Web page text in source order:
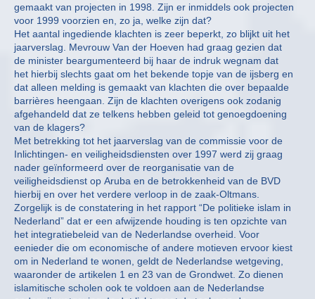
gemaakt van projecten in 1998. Zijn er inmiddels ook projecten
voor 1999 voorzien en, zo ja, welke zijn dat?
Het aantal ingediende klachten is zeer beperkt, zo blijkt uit het
jaarverslag. Mevrouw Van der Hoeven had graag gezien dat
de minister beargumenteerd bij haar de indruk wegnam dat
het hierbij slechts gaat om het bekende topje van de ijsberg en
dat alleen melding is gemaakt van klachten die over bepaalde
barrières heengaan. Zijn de klachten overigens ook zodanig
afgehandeld dat ze telkens hebben geleid tot genoegdoening
van de klagers?
Met betrekking tot het jaarverslag van de commissie voor de
Inlichtingen- en veiligheidsdiensten over 1997 werd zij graag
nader geïnformeerd over de reorganisatie van de
veiligheidsdienst op Aruba en de betrokkenheid van de BVD
hierbij en over het verdere verloop in de zaak-Oltmans.
Zorgelijk is de constatering in het rapport “De politieke islam in
Nederland” dat er een afwijzende houding is ten opzichte van
het integratiebeleid van de Nederlandse overheid. Voor
eenieder die om economische of andere motieven ervoor kiest
om in Nederland te wonen, geldt de Nederlandse wetgeving,
waaronder de artikelen 1 en 23 van de Grondwet. Zo dienen
islamitische scholen ook te voldoen aan de Nederlandse